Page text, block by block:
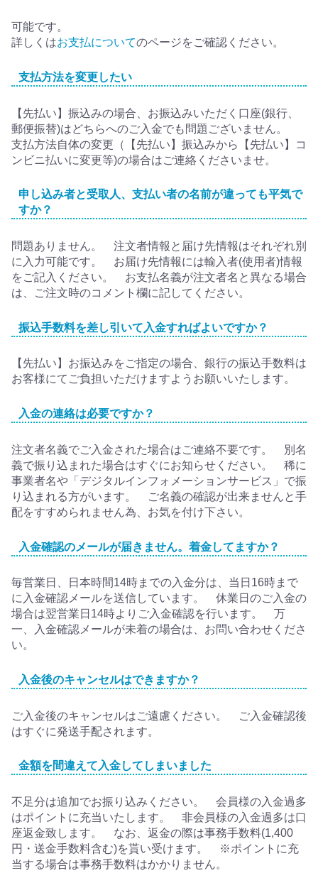
可能です。
詳しくはお支払についてのページをご確認ください。
支払方法を変更したい
【先払い】振込みの場合、お振込みいただく口座(銀行、
郵便振替)はどちらへのご入金でも問題ございません。
支払方法自体の変更（【先払い】振込みから【先払い】コ
ンビニ払いに変更等)の場合はご連絡くださいませ。
申し込み者と受取人、支払い者の名前が違っても平気で
すか？
問題ありません。 注文者情報と届け先情報はそれぞれ別
に入力可能です。 お届け先情報には輸入者(使用者)情報
をご記入ください。 お支払名義が注文者名と異なる場合
は、ご注文時のコメント欄に記してください。
振込手数料を差し引いて入金すればよいですか？
【先払い】お振込みをご指定の場合、銀行の振込手数料は
お客様にてご負担いただけますようお願いいたします。
入金の連絡は必要ですか？
注文者名義でご入金された場合はご連絡不要です。 別名
義で振り込まれた場合はすぐにお知らせください。 稀に
事業者名や「デジタルインフォメーションサービス」で振
り込まれる方がいます。 ご名義の確認が出来ませんと手
配をすすめられません為、お気を付け下さい。
入金確認のメールが届きません。着金してますか？
毎営業日、日本時間14時までの入金分は、当日16時まで
に入金確認メールを送信しています。 休業日のご入金の
場合は翌営業日14時よりご入金確認を行います。 万
一、入金確認メールが未着の場合は、お問い合わせくださ
い。
入金後のキャンセルはできますか？
ご入金後のキャンセルはご遠慮ください。 ご入金確認後
はすぐに発送手配されます。
金額を間違えて入金してしまいました
不足分は追加でお振り込みください。 会員様の入金過多
はポイントに充当いたします。 非会員様の入金過多は口
座返金致します。 なお、返金の際は事務手数料(1,400
円・送金手数料含む)を貰い受けます。 ※ポイントに充
当する場合は事務手数料はかかりません。